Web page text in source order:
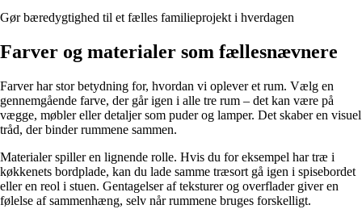
Gør bæredygtighed til et fælles familieprojekt i hverdagen
Farver og materialer som fællesnævnere
Farver har stor betydning for, hvordan vi oplever et rum. Vælg en
gennemgående farve, der går igen i alle tre rum – det kan være på
vægge, møbler eller detaljer som puder og lamper. Det skaber en visuel
tråd, der binder rummene sammen.
Materialer spiller en lignende rolle. Hvis du for eksempel har træ i
køkkenets bordplade, kan du lade samme træsort gå igen i spisebordet
eller en reol i stuen. Gentagelser af teksturer og overflader giver en
følelse af sammenhæng, selv når rummene bruges forskelligt.